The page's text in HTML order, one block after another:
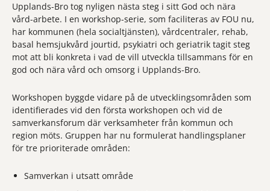
Upplands-Bro tog nyligen nästa steg i sitt God och nära
vård-arbete. I en workshop-serie, som faciliteras av FOU nu,
har kommunen (hela socialtjänsten), vårdcentraler, rehab,
basal hemsjukvård jourtid, psykiatri och geriatrik tagit steg
mot att bli konkreta i vad de vill utveckla tillsammans för en
god och nära vård och omsorg i Upplands-Bro.
Workshopen byggde vidare på de utvecklingsområden som
identifierades vid den första workshopen och vid de
samverkansforum där verksamheter från kommun och
region möts. Gruppen har nu formulerat handlingsplaner
för tre prioriterade områden:
Samverkan i utsatt område